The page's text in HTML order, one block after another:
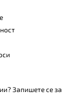
Запишете се за